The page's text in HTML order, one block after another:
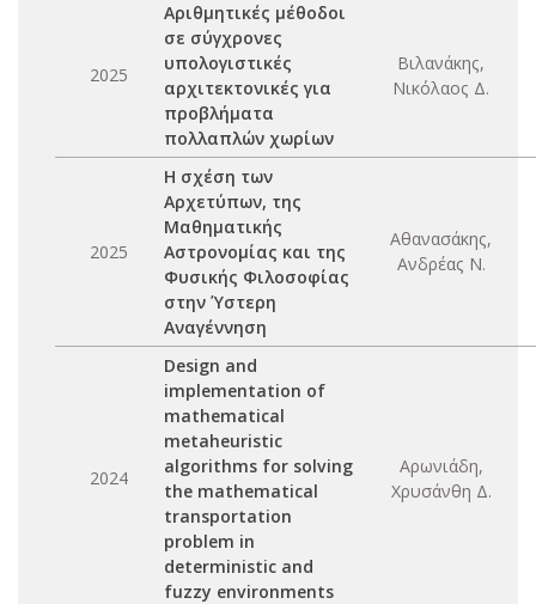
2025
Αριθμητικές μέθοδοι
σε σύγχρονες
υπολογιστικές
αρχιτεκτονικές για
προβλήματα
πολλαπλών χωρίων
Βιλανάκης,
Νικόλαος Δ.
2025
Η σχέση των
Αρχετύπων, της
Μαθηματικής
Αστρονομίας και της
Φυσικής Φιλοσοφίας
στην Ύστερη
Αναγέννηση
Αθανασάκης,
Ανδρέας Ν.
2024
Design and
implementation of
mathematical
metaheuristic
algorithms for solving
the mathematical
transportation
problem in
deterministic and
fuzzy environments
Αρωνιάδη,
Χρυσάνθη Δ.